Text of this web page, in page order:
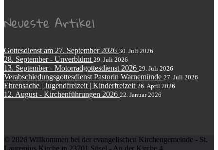
Neueste Artikel
Gottesdienst am 27. September 2026 30. Juli 2026
28. September - Unverblümt 29. Juli 2026
13. September - Motorradgottesdienst 2026 29. Juli 2026
Verabschiedungsgottesdienst Pastorin Warnemünde 27. Juli 2026
Ehrensache | Jugendfreizeit | Kinderfreizeit 26. April 2026
12. August - Kirchenführungen 2026 22. Januar 2026
© 2026 Willkommen bei der evangelischen Kirchengemeinde - St.